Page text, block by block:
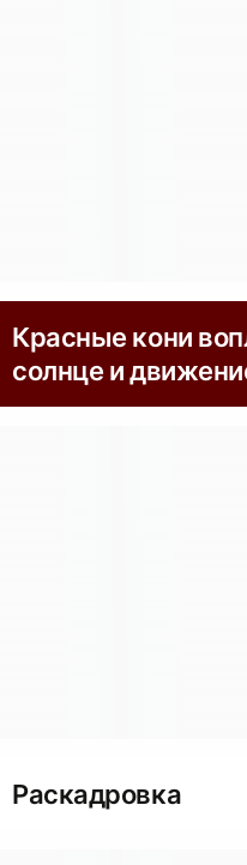
Красные кони
солнце и
Раскадровка